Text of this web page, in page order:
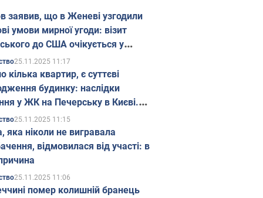
заявив, що в Женеві узгодили
умови мирної угоди: візит
до США очікується у
25.11.2025 11:17
кілька квартир, є суттєві
будинку: наслідки
у ЖК на Печерську в Києві.
25.11.2025 11:15
яка ніколи не вигравала
відмовилася від участі: в
25.11.2025 11:06
помер колишній бранець